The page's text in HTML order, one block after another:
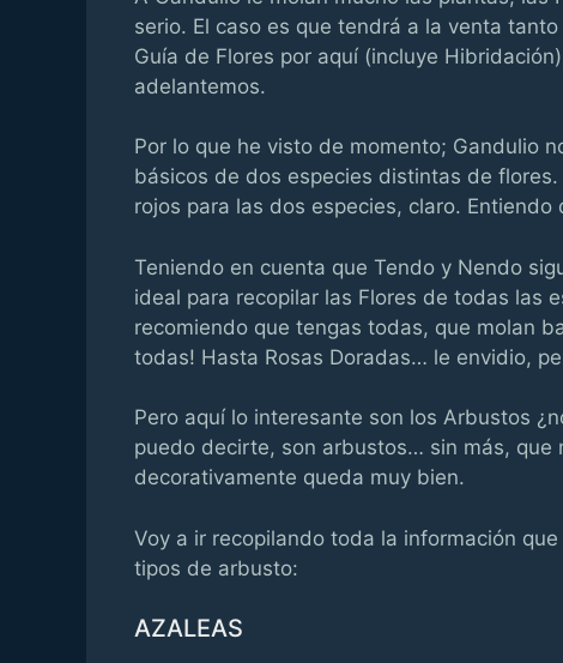
serio. El caso es que tendrá a la venta tanto
Guía de Flores por aquí (incluye
adelantemos.
Por lo que he visto de momento; Gandulio
básicos de dos especies distintas de
rojos para las dos especies, claro.
Teniendo en cuenta que Tendo y Nendo
ideal para recopilar las Flores de todas las
recomiendo que tengas todas, que molan
todas! Hasta Rosas Doradas… le envidio,
Pero aquí lo interesante son los Arbustos
puedo decirte, son arbustos… sin más,
decorativamente queda muy bien.
Voy a ir recopilando toda la información
tipos de arbusto:
AZALEAS